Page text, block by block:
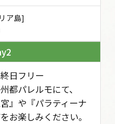
ア島]
2
日フリー
都パレルモにて、
宮』や『パラティーナ
お楽しみください。